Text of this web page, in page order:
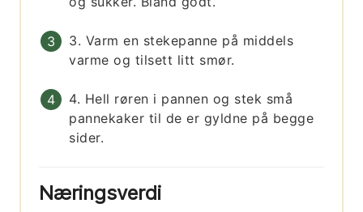
3. Varm en stekepanne på middels
varme og tilsett litt smør.
4. Hell røren i pannen og stek små
pannekaker til de er gyldne på begge
sider.
Næringsverdi